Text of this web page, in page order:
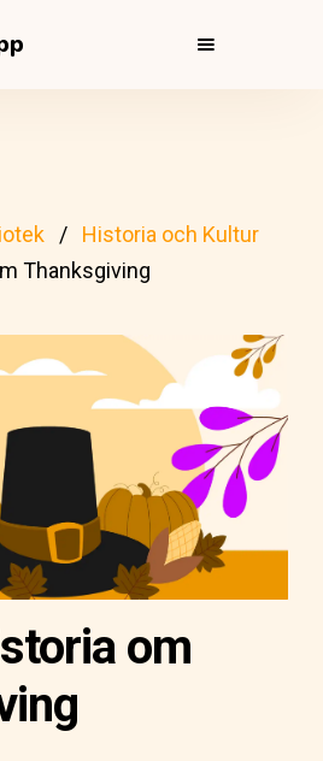
Historia och Kultur
Thanksgiving
om